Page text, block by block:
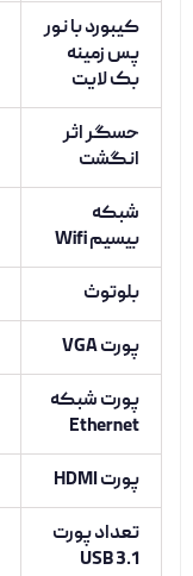
کیبورد با نور
پس زمینه
بک لایت
حسگر اثر
انگشت
شبکه
بیسیم Wifi
بلوتوث
پورت VGA
پورت شبکه
Ethernet
پورت HDMI
تعداد پورت
USB 3.1